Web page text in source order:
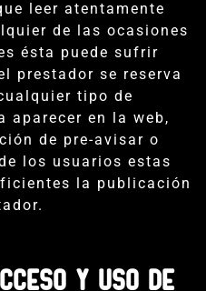
leer atentamente
de las ocasiones
ésta puede sufrir
prestador se reserva
tipo de
aparecer en la web,
de pre-avisar o
los usuarios estas
la publicación
Y USO DE